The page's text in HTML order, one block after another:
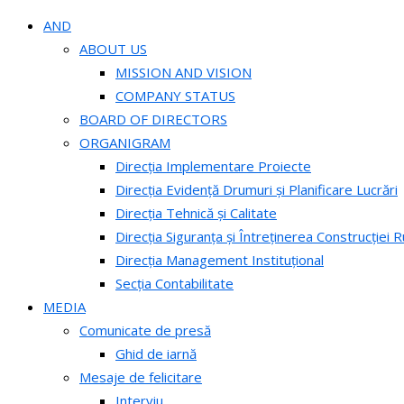
AND
ABOUT US
MISSION AND VISION
COMPANY STATUS
BOARD OF DIRECTORS
ORGANIGRAM
Direcția Implementare Proiecte
Direcția Evidență Drumuri și Planificare Lucrări
Direcția Tehnică și Calitate
Direcția Siguranța și Întreținerea Construcției
Direcția Management Instituțional
Secția Contabilitate
MEDIA
Comunicate de presă
Ghid de iarnă
Mesaje de felicitare
Interviu